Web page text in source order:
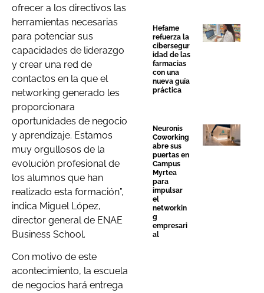
ofrecer a los directivos las
herramientas necesarias
para potenciar sus
capacidades de liderazgo
y crear una red de
contactos en la que el
networking generado les
proporcionara
oportunidades de negocio
y aprendizaje. Estamos
muy orgullosos de la
evolución profesional de
los alumnos que han
realizado esta formación”,
indica Miguel López,
director general de ENAE
Business School.
Con motivo de este
acontecimiento, la escuela
de negocios hará entrega
Hefame
refuerza la
cibersegur
idad de las
farmacias
con una
nueva guía
práctica
Neuronis
Coworking
abre sus
puertas en
Campus
Myrtea
para
impulsar
el
networkin
g
empresari
al